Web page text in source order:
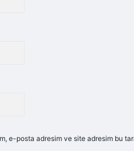
e-posta adresim ve site adresim bu